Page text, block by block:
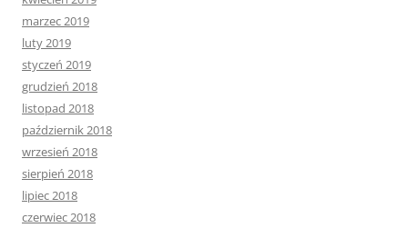
marzec 2019
luty 2019
styczeń 2019
grudzień 2018
listopad 2018
październik 2018
wrzesień 2018
sierpień 2018
lipiec 2018
czerwiec 2018